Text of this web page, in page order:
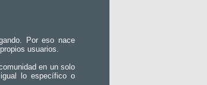
Por eso nace
usuarios.
en un solo
lo específico o